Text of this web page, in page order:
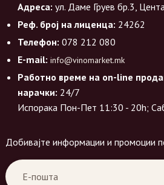
Адреса: ул. Даме Груев бр.3,
Реф. број на лиценца: 24262
Телефон: 078 212 080
E-mail: info@vinomarket.mk
Работно време на on-line
нарачки: 24/7
Испорака Пон-Пет 11:30 - 20h;
Добивајте информации и промоции